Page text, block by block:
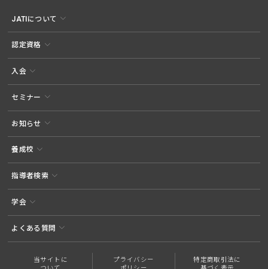
JATIについて
認定資格
入会
セミナー
お知らせ
養成校
指導者検索
学会
よくある質問
当サイトに
プライバシー
特定商取引法に